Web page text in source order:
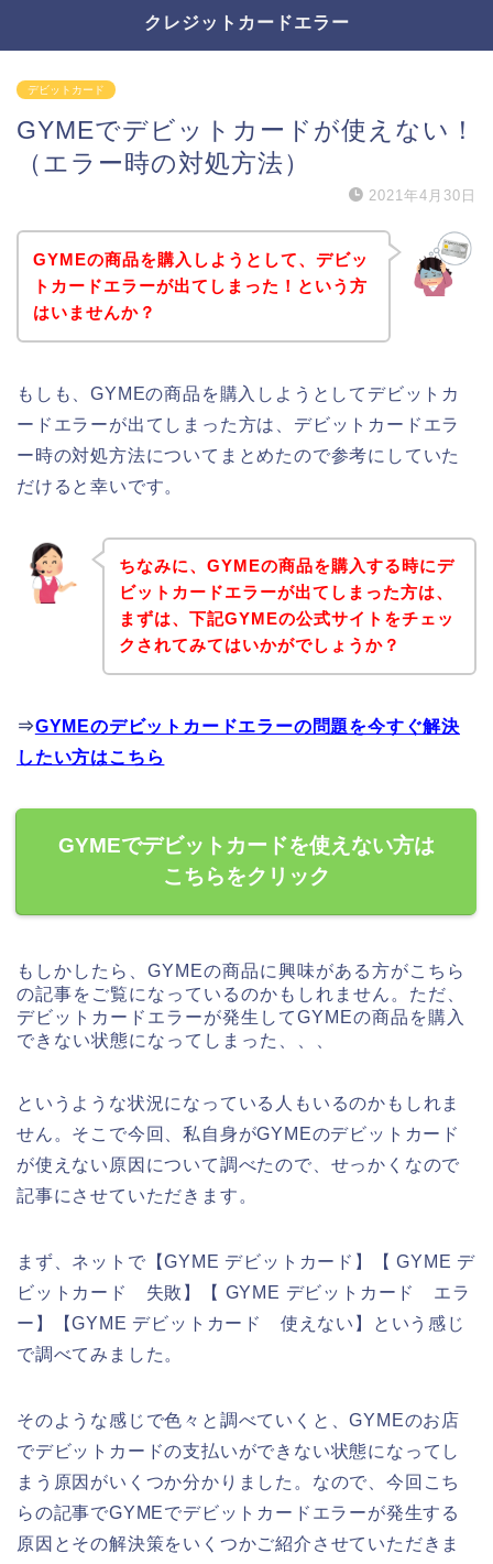
クレジットカードエラー
デビットカード
GYMEでデビットカードが使えない！
（エラー時の対処方法）
2021年4月30日
GYMEの商品を購入しようとして、デビッ
トカードエラーが出てしまった！という方
はいませんか？
もしも、GYMEの商品を購入しようとしてデビットカ
ードエラーが出てしまった方は、デビットカードエラ
ー時の対処方法についてまとめたので参考にしていた
だけると幸いです。
ちなみに、GYMEの商品を購入する時にデ
ビットカードエラーが出てしまった方は、
まずは、下記GYMEの公式サイトをチェッ
クされてみてはいかがでしょうか？
⇒GYMEのデビットカードエラーの問題を今すぐ解決
したい方はこちら
GYMEでデビットカードを使えない方は
こちらをクリック
もしかしたら、GYMEの商品に興味がある方がこちら
の記事をご覧になっているのかもしれません。ただ、
デビットカードエラーが発生してGYMEの商品を購入
できない状態になってしまった、、、
というような状況になっている人もいるのかもしれま
せん。そこで今回、私自身がGYMEのデビットカード
が使えない原因について調べたので、せっかくなので
記事にさせていただきます。
まず、ネットで【GYME デビットカード】【 GYME デ
ビットカード 失敗】【 GYME デビットカード エラ
ー】【GYME デビットカード 使えない】という感じ
で調べてみました。
そのような感じで色々と調べていくと、GYMEのお店
でデビットカードの支払いができない状態になってし
まう原因がいくつか分かりました。なので、今回こち
らの記事でGYMEでデビットカードエラーが発生する
原因とその解決策をいくつかご紹介させていただきま